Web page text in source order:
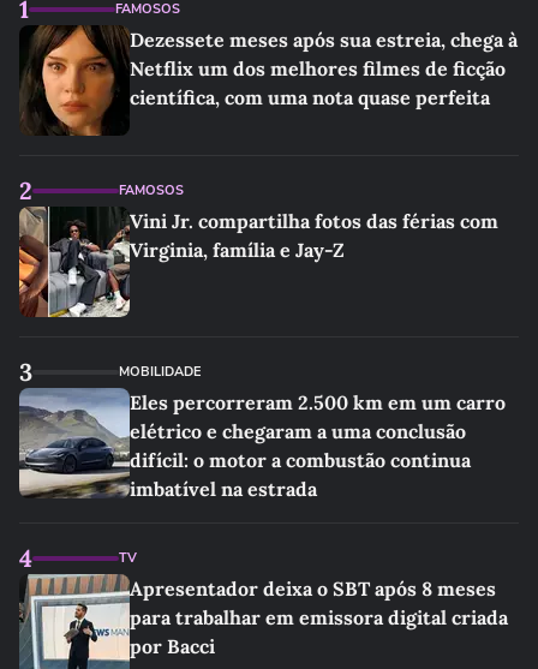
1 FAMOSOS
Dezessete meses após sua estreia, chega à
Netflix um dos melhores filmes de ficção
científica, com uma nota quase perfeita
2 FAMOSOS
Vini Jr. compartilha fotos das férias com
Virginia, família e Jay-Z
3 MOBILIDADE
Eles percorreram 2.500 km em um carro
elétrico e chegaram a uma conclusão
difícil: o motor a combustão continua
imbatível na estrada
4 TV
Apresentador deixa o SBT após 8 meses
para trabalhar em emissora digital criada
por Bacci